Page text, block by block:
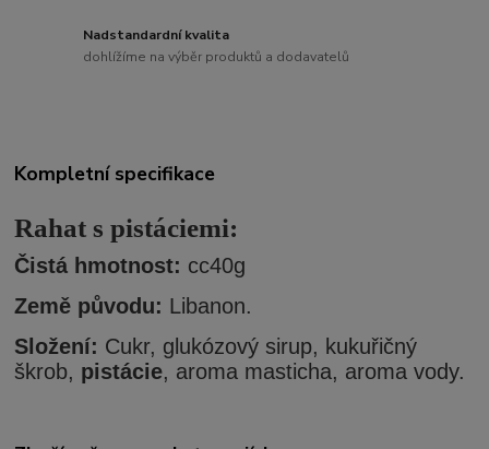
Nadstandardní kvalita
dohlížíme na výběr produktů a dodavatelů
Kompletní specifikace
Rahat s pistáciemi:
Čistá hmotnost: cc40g
Země původu: Libanon.
Složení: Cukr, glukózový sirup, kukuřičný
škrob, pistácie, aroma masticha, aroma vody.